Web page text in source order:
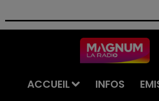
permis et la confiscation de son
ACCUEIL INFOS